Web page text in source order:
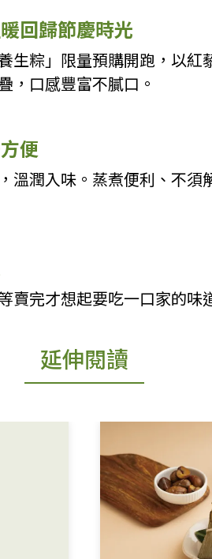
回歸節慶時光
生粽」限量預購開跑，以
，口感豐富不膩口。
便
溫潤入味。蒸煮便利、不
賣完才想起要吃一口家的味
延伸閱讀